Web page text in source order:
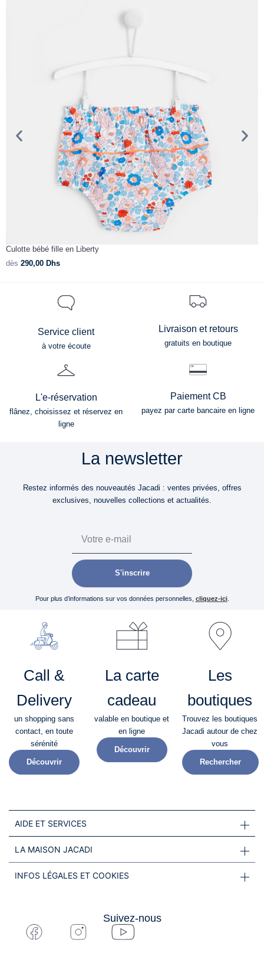
Culotte bébé fille en Liberty
dès 290,00 Dhs
Service client
à votre écoute
Livraison et retours
gratuits en boutique
L'e-réservation
flânez, choisissez et réservez en
ligne
Paiement CB
payez par carte bancaire en ligne
La newsletter
Restez informés des nouveautés Jacadi : ventes privées, offres
exclusives, nouvelles collections et actualités.
S'inscrire
Pour plus d’informations sur vos données personnelles, cliquez-ici.
Call &
Delivery
un shopping sans
contact, en toute
sérénité​
Découvrir
La carte
cadeau
valable en boutique et
en ligne
Découvrir
Les
boutiques
Trouvez les boutiques
Jacadi autour de chez
vous
Rechercher
AIDE ET SERVICES
LA MAISON JACADI
INFOS LÉGALES ET COOKIES
Suivez-nous